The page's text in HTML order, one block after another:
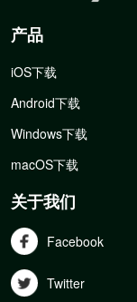
产品
iOS下载
Android下载
Windows下载
macOS下载
关于我们
Facebook
Twitter